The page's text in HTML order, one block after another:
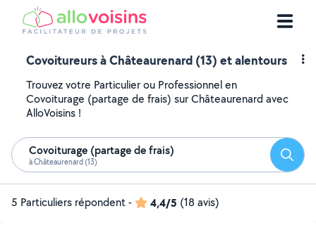
Covoitureurs à Châteaurenard (13) et alentours
Trouvez votre Particulier ou Professionnel en
Covoiturage (partage de frais) sur Châteaurenard avec
AlloVoisins !
Covoiturage (partage de frais)
à Châteaurenard (13)
5 Particuliers répondent- 4,4/5 (18 avis)